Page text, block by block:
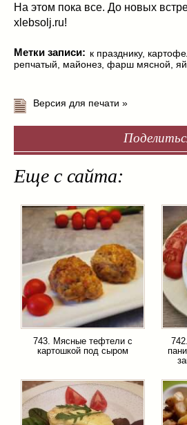
На этом пока все. До новых
xlebsolj.ru!
Метки записи: к празднику,
репчатый
майонез фарш мясной
Версия для печати »
Еще с сайта:
743. Мясные тефтели с
картошкой под сыром